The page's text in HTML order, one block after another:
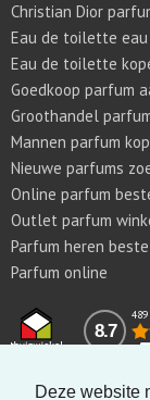
Deze website
Christian Dior
Eau de toilette
Eau de toilette
Goedkoop parfum
Groothandel
Mannen parfum
Nieuwe parfums
Online parfum
Outlet parfum
Parfum heren
Parfum online
8.7